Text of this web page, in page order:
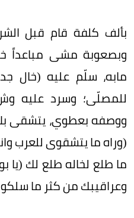
بألف كلفة قام قبل
وبصعوبة مشى مباعداً
مابه، سلّم عليه (خال
للمصلّى؛ وسرد عليه
ووصفه بعطوي، يتشقى
(وراه ما يتشقوى للعرب
ما طلع لخاله طلع لك (يا
وعراقيبك من كثر ما